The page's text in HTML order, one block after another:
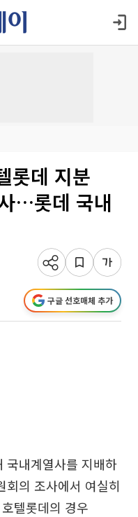
롯데 지분
…롯데 국내
구글 선호매체 추가
국내계열사를 지배하
회의 조사에서 여실히
텔롯데의 경우